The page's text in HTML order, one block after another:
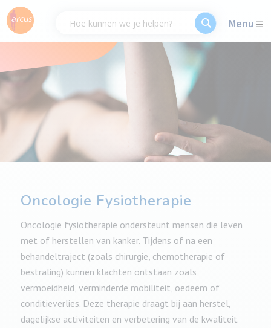
Menu
Oncologie Fysiotherapie
Oncologie fysiotherapie ondersteunt mensen die leven
met of herstellen van kanker. Tijdens of na een
behandeltraject (zoals chirurgie, chemotherapie of
bestraling) kunnen klachten ontstaan zoals
vermoeidheid, verminderde mobiliteit, oedeem of
conditieverlies. Deze therapie draagt bij aan herstel,
dagelijkse activiteiten en verbetering van de kwaliteit